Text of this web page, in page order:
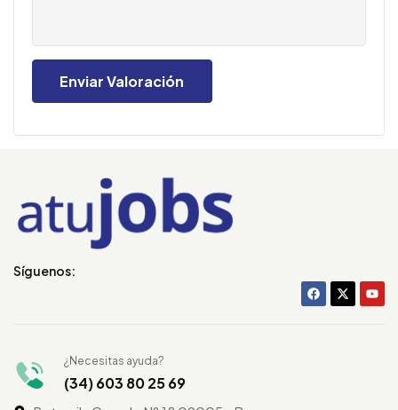
Síguenos:
¿Necesitas ayuda?
(34) 603 80 25 69